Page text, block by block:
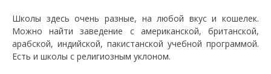
Школы здесь очень разные, на любой вкус и кошелек.
Можно найти заведение с американской, британской,
арабской, индийской, пакистанской учебной программой.
Есть и школы с религиозным уклоном.